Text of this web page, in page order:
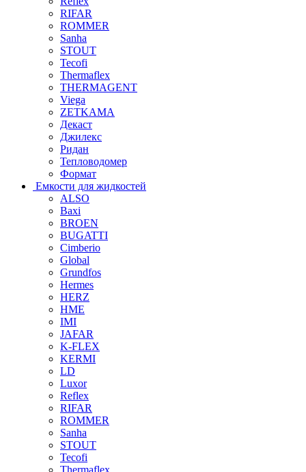
RIFAR
ROMMER
Sanha
STOUT
Tecofi
Thermaflex
THERMAGENT
Viega
ZETKAMA
Декаст
Джилекс
Ридан
Тепловодомер
Формат
Емкости для жидкостей
ALSO
Baxi
BROEN
BUGATTI
Cimberio
Global
Grundfos
Hermes
HERZ
HME
IMI
JAFAR
K-FLEX
KERMI
LD
Luxor
Reflex
RIFAR
ROMMER
Sanha
STOUT
Tecofi
Thermaflex